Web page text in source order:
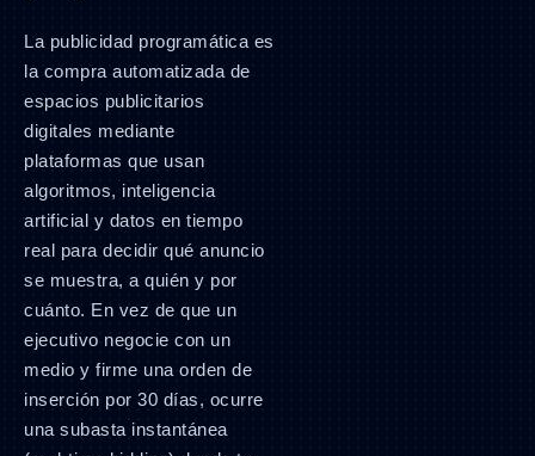
La publicidad programática es
la compra automatizada de
espacios publicitarios
digitales mediante
plataformas que usan
algoritmos, inteligencia
artificial y datos en tiempo
real para decidir qué anuncio
se muestra, a quién y por
cuánto. En vez de que un
ejecutivo negocie con un
medio y firme una orden de
inserción por 30 días, ocurre
una subasta instantánea